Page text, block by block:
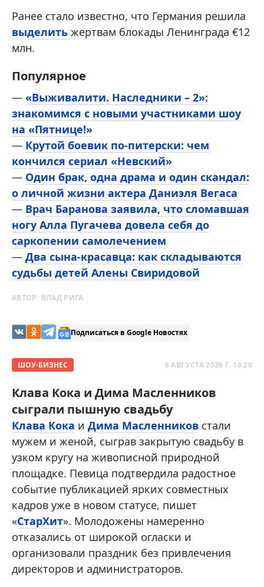
Ранее стало известно, что Германия решила
выделить жертвам блокады Ленинграда €12
млн.
Популярное
— «Выживалити. Наследники – 2»:
знакомимся с новыми участниками шоу
на «Пятнице!»
— Крутой боевик по-питерски: чем
кончился сериал «Невский»
— Один брак, одна драма и один скандал:
о личной жизни актера Даниэля Вегаса
— Врач Баранова заявила, что сломавшая
ногу Алла Пугачева довела себя до
саркопении самолечением
— Два сына-красавца: как складываются
судьбы детей Алены Свиридовой
АВТОР: ВЛАД РИГА
Подписаться в Google Новостях
ШОУ-БИЗНЕС 6 АВГУСТА 2026 Г. 16:20
Клава Кока и Дима Масленников
сыграли пышную свадьбу
Клава Кока и Дима Масленников стали
мужем и женой, сыграв закрытую свадьбу в
узком кругу на живописной природной
площадке. Певица подтвердила радостное
событие публикацией ярких совместных
кадров уже в новом статусе, пишет
«СтарХит». Молодожены намеренно
отказались от широкой огласки и
организовали праздник без привлечения
директоров и администраторов.